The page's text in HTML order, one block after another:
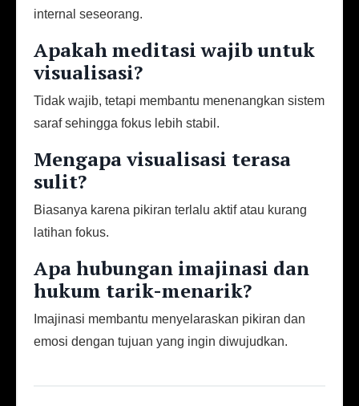
internal seseorang.
Apakah meditasi wajib untuk
visualisasi?
Tidak wajib, tetapi membantu menenangkan sistem
saraf sehingga fokus lebih stabil.
Mengapa visualisasi terasa
sulit?
Biasanya karena pikiran terlalu aktif atau kurang
latihan fokus.
Apa hubungan imajinasi dan
hukum tarik-menarik?
Imajinasi membantu menyelaraskan pikiran dan
emosi dengan tujuan yang ingin diwujudkan.